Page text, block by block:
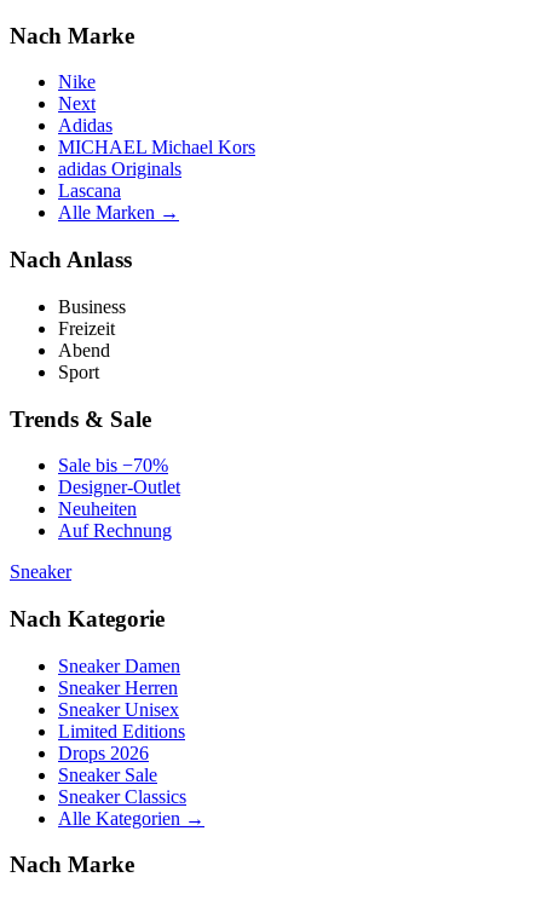
Nach Marke
Nike
Next
Adidas
MICHAEL Michael Kors
adidas Originals
Lascana
Alle Marken →
Nach Anlass
Business
Freizeit
Abend
Sport
Trends & Sale
Sale bis −70%
Designer-Outlet
Neuheiten
Auf Rechnung
Sneaker
Nach Kategorie
Sneaker Damen
Sneaker Herren
Sneaker Unisex
Limited Editions
Drops 2026
Sneaker Sale
Sneaker Classics
Alle Kategorien →
Nach Marke